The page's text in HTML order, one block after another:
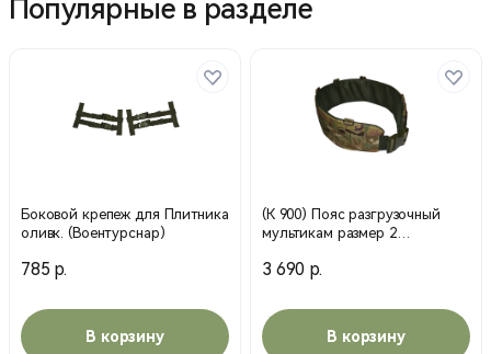
Популярные в разделе
Боковой крепеж для Плитника
оливк. (Воентурснар)
785 р.
В корзину
(К 900) Пояс разгрузочный
мультикам размер 2
3 690 р.
В корзину